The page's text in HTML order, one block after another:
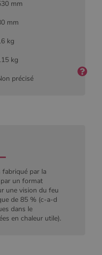
mm
mm
kg
kg
précisé
fabriqué par la
un format
une vision du feu
de 85 % (c-a-d
dans le
en chaleur utile).
auquel il se
rapporte. Il
1 an 1
mois